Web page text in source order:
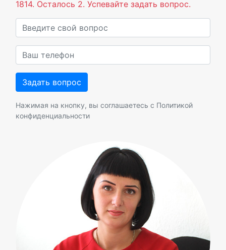
1814. Осталось 2. Успевайте задать вопрос.
Нажимая на кнопку, вы соглашаетесь с Политикой
конфиденциальности